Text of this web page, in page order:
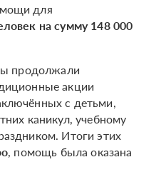
для
на сумму 148 000
продолжали
акции
с детьми,
каникул, учебному
Итоги этих
, помощь была оказана